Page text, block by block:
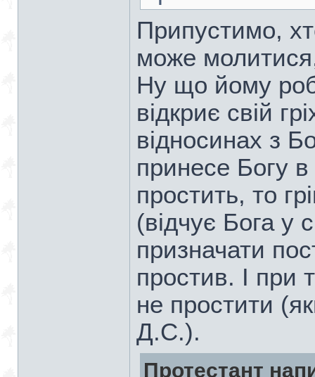
Припустимо,
може
Ну що йому
відкриє свій
відносинах з
принесе Богу
простить, то
(відчує Бога у
призначати
простив. І при
не простити
Д.С.).
Протестант